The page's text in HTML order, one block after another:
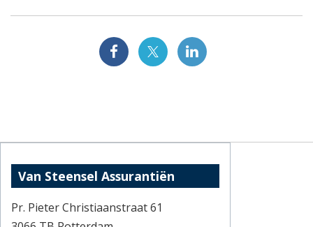
Van Steensel Assurantiën
Pr. Pieter Christiaanstraat 61